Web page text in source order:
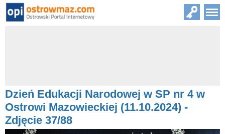
Dzień Edukacji Narodowej w SP nr 4 w
Ostrowi Mazowieckiej (11.10.2024) -
Zdjęcie 37/88